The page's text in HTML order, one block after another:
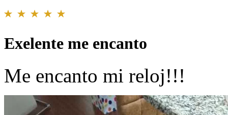
Exelente me encanto
Me encanto mi reloj!!!